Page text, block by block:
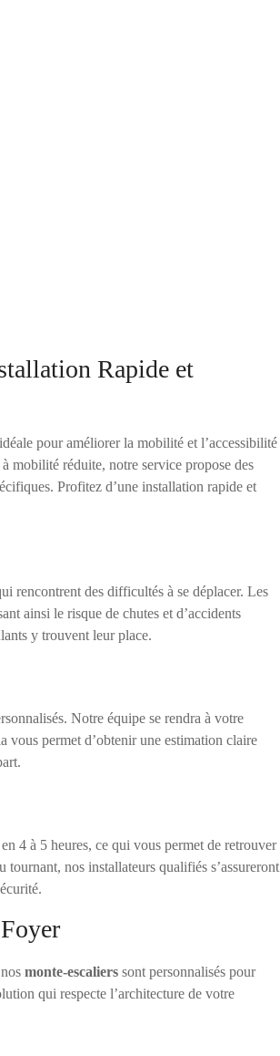
Rapide et
pour améliorer la mobilité et l’accessibilité
mobilité réduite, notre service propose des
Profitez d’une installation rapide et
rencontrent des difficultés à se déplacer. Les
ainsi le risque de chutes et d’accidents
y trouvent leur place.
Notre équipe se rendra à votre
vous permet d’obtenir une estimation claire
4 à 5 heures, ce qui vous permet de retrouver
nos installateurs qualifiés s’assureront
monte-escaliers sont personnalisés pour
qui respecte l’architecture de votre